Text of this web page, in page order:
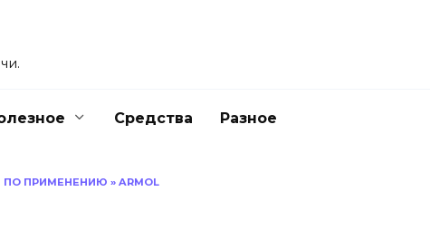
Средства Разное
ПО ПРИМЕНЕНИЮ » ARMOL